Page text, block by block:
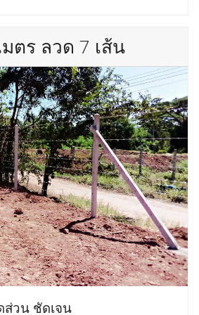
มตร ลวด 7 เส้น
ส่วน ชัดเจน